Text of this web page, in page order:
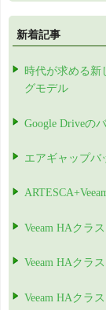
新着記事
時代が求める新
グモデル
Google Driveの
エアギャップバ
Veeam HAクラ
Veeam HAクラ
Veeam HAクラ